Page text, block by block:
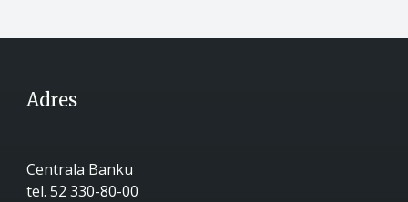
Adres
Centrala Banku
tel. 52 330-80-00